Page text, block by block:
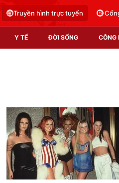
Truyền hình trực tuyến
Y TẾ ĐỜI SỐNG CÔNG
Video
Shorts video
Podcast
EMagazine